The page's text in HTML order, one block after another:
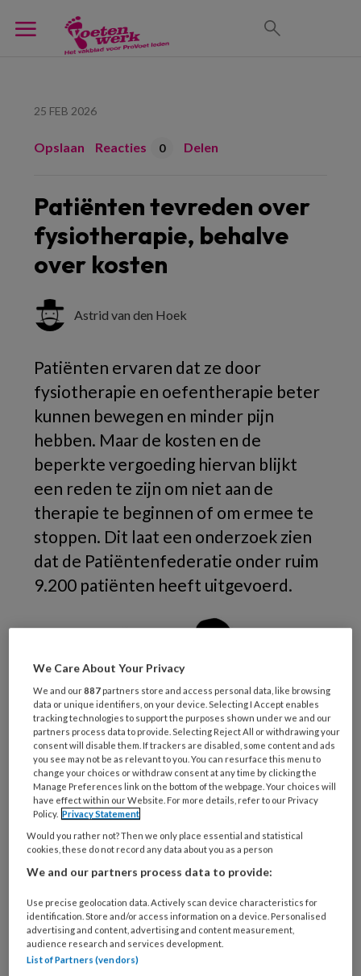
25 FEB 2026
Opslaan Reacties 0 Delen
Patiënten tevreden over
fysiotherapie, behalve
over kosten
Astrid van den Hoek
Patiënten ervaren dat ze door
fysiotherapie en oefentherapie beter
kunnen bewegen en minder pijn
hebben. Maar de kosten en de
beperkte vergoeding hiervan blijkt
een reden te zijn om niet aan de
therapie te beginnen of om ermee te
stoppen. Dit laat een onderzoek zien
dat de Patiëntenfederatie onder ruim
9.200 patiënten heeft uitgevoerd.
(Beeld: mohamed_hassan; Pixabay / Creative Commons)
‘Ditonderzoeklaat zien dat fysiotherapie voor
veel mensen echt het verschil maakt in hun
dagelijks leven’, zegt Linda Daniels,
waarnemend directeur van
Patiëntenfederatie Nederland. ‘Zeker bij
chronische klachten en na een operatie helpt
het patiënten om pijn te verminderen,
We Care About Your Privacy
We and our887 partners store and access personal data, like browsing
data or unique identifiers, on your device. Selecting I Accept enables
tracking technologies to support the purposes shown under we and our
partners process data to provide. Selecting Reject All or withdrawing your
consent will disable them. If trackers are disabled, some content and ads
you see may not be as relevant to you. You can resurface this menu to
change your choices or withdraw consent at any time by clicking the
Manage Preferences link on the bottom of the webpage. Your choices will
have effect within our Website. For more details, refer to our Privacy
Policy. Privacy Statement
Would you rather not? Then we only place essential and statistical
cookies, these do not record any data about you as a person
We and our partners process data to provide:
Use precise geolocation data. Actively scan device characteristics for
identification. Store and/or access information on a device. Personalised
advertising and content, advertising and content measurement,
audience research and services development.
List of Partners (vendors)